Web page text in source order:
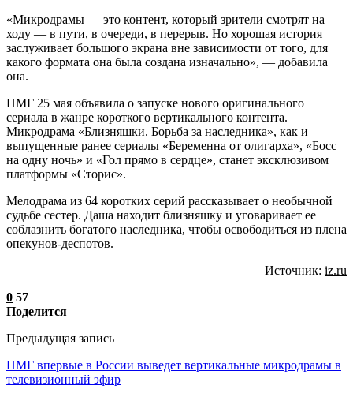
«Микродрамы — это контент, который зрители смотрят на
ходу — в пути, в очереди, в перерыв. Но хорошая история
заслуживает большого экрана вне зависимости от того, для
какого формата она была создана изначально», — добавила
она.
НМГ 25 мая объявила о запуске нового оригинального
сериала в жанре короткого вертикального контента.
Микродрама «Близняшки. Борьба за наследника», как и
выпущенные ранее сериалы «Беременна от олигарха», «Босс
на одну ночь» и «Гол прямо в сердце», станет эксклюзивом
платформы «Сторис».
Мелодрама из 64 коротких серий рассказывает о необычной
судьбе сестер. Даша находит близняшку и уговаривает ее
соблазнить богатого наследника, чтобы освободиться из плена
опекунов-деспотов.
Источник: iz.ru
0 57
Поделится
Предыдущая запись
НМГ впервые в России выведет вертикальные микродрамы в
телевизионный эфир